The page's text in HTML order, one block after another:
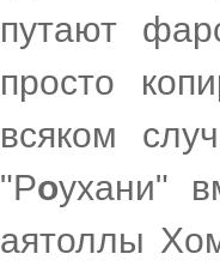
путают
просто
всяком
"Роухани"
аятоллы